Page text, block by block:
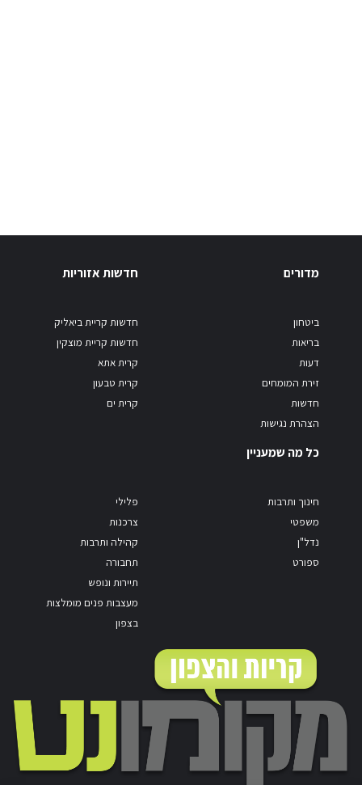
מדורים
ביטחון
בריאות
דעות
זירת המומחים
חדשות
הצהרת נגישות
חדשות אזוריות
חדשות קריית ביאליק
חדשות קריית מוצקין
קרית אתא
קרית טבעון
קרית ים
כל מה שמעניין
חינוך ותרבות
משפטי
נדל"ן
ספורט
פלילי
צרכנות
קהילה ותרבות
תחבורה
תיירות ונופש
מעצבות פנים מומלצות
בצפון